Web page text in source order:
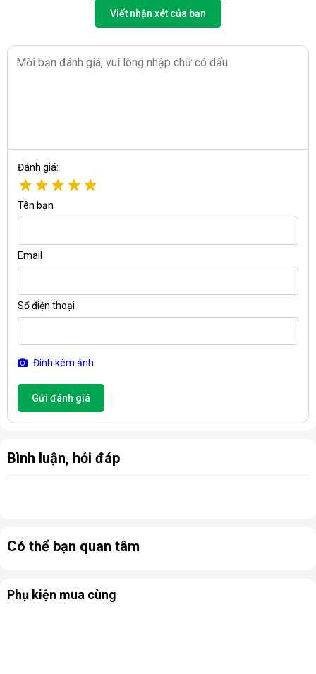
Viết nhận xét của bạn
Đánh giá:
Tên bạn
Email
Số điện thoại
Đính kèm ảnh
Gửi đánh giá
Bình luận, hỏi đáp
Có thể bạn quan tâm
Phụ kiện mua cùng